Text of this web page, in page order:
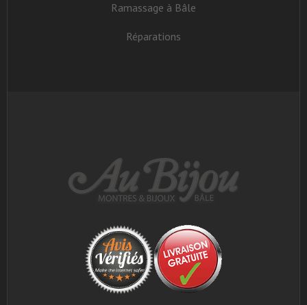
Ramassage à Bâle
Réparations